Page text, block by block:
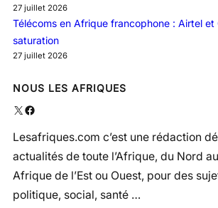
27 juillet 2026
Télécoms en Afrique francophone : Airtel et
saturation
27 juillet 2026
NOUS LES AFRIQUES
X Facebook
Lesafriques.com c’est une rédaction
actualités de toute l’Afrique, du Nord
Afrique de l’Est ou Ouest, pour des
politique, social, santé …